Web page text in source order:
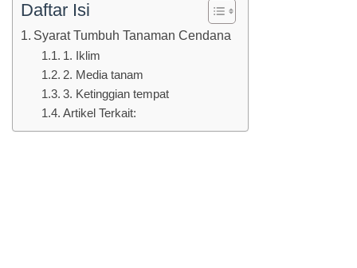
Daftar Isi
Syarat Tumbuh Tanaman Cendana
1. Iklim
2. Media tanam
3. Ketinggian tempat
Artikel Terkait: